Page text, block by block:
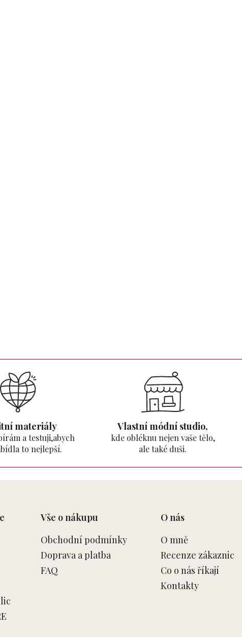
materiály
a testuji,abych
to nejlepší.
Vlastní módní studio,
kde obléknu nejen vaše tělo,
ale také duši.
Vše o nákupu
Obchodní podmínky
Doprava a platba
FAQ
O nás
O mně
Recenze zákaznic
Co o nás říkají
Kontakty